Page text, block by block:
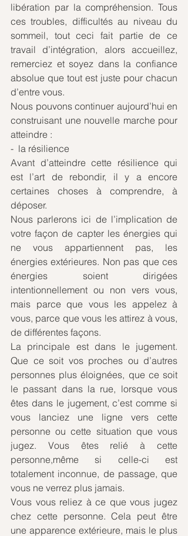
libération par la compréhension. Tous
ces troubles, difficultés au niveau du
sommeil, tout ceci fait partie de ce
travail d’intégration, alors accueillez,
remerciez et soyez dans la confiance
absolue que tout est juste pour chacun
d’entre vous.
Nous pouvons continuer aujourd’hui en
construisant une nouvelle marche pour
atteindre :
-  la résilience
Avant d’atteindre cette résilience qui
est l’art de rebondir, il y a encore
certaines choses à comprendre, à
déposer.
Nous parlerons ici de l’implication de
votre façon de capter les énergies qui
ne vous appartiennent pas, les
énergies extérieures. Non pas que ces
énergies soient dirigées
intentionnellement ou non vers vous,
mais parce que vous les appelez à
vous, parce que vous les attirez à vous,
de différentes façons.
La principale est dans le jugement.
Que ce soit vos proches ou d’autres
personnes plus éloignées, que ce soit
le passant dans la rue, lorsque vous
êtes dans le jugement, c’est comme si
vous lanciez une ligne vers cette
personne ou cette situation que vous
jugez. Vous êtes relié à cette
personne,même si celle-ci est
totalement inconnue, de passage, que
vous ne verrez plus jamais.
Vous vous reliez à ce que vous jugez
chez cette personne. Cela peut être
une apparence extérieure, mais le plus